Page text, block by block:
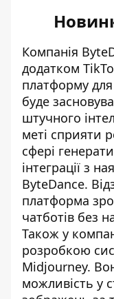
Компанія
додатком
платформу
буде
штучного
меті сприяти
сфері
інтеграції з
ByteDance.
платформа
чатботів без
Також у
розробкою
Midjourney.
можливість у